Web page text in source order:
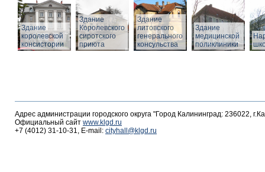
Здание
королевской
консистории
Здание
Королевского
сиротского
приюта
Здание
литовского
генерального
консульства
Здание
медицинской
поликлиники
Адрес администрации городского округа "Город Калининград: 236022,
Официальный сайт www.klgd.ru
+7 (4012) 31-10-31, E-mail: cityhall@klgd.ru